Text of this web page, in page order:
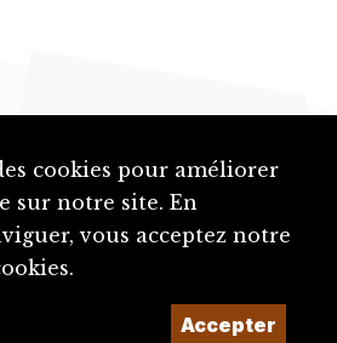
cookies pour améliorer
sur notre site. En
vous acceptez notre
Accepter